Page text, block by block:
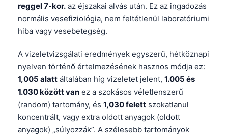
reggel 7-kor. az éjszakai alvás után. Ez az ingadozás
normális vesefiziológia, nem feltétlenül laboratóriumi
hiba vagy vesebetegség.
A vizeletvizsgálati eredmények egyszerű, hétköznapi
nyelven történő értelmezésének hasznos módja ez:
1,005 alatt általában híg vizeletet jelent, 1.005 és
1.030 között van ez a szokásos véletlenszerű
(random) tartomány, és 1,030 felett szokatlanul
koncentrált, vagy extra oldott anyagok (oldott
anyagok) „súlyozzák”. A szélesebb tartományok